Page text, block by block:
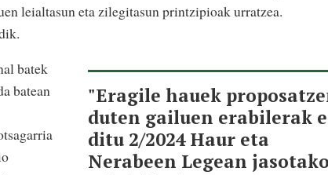
leialtasun eta zilegitasun printzipioak urratzea.
"Eragile hauek
duten gailuen erabilerak
ditu 2/2024 Haur eta
Nerabeen Legean
batek
batean